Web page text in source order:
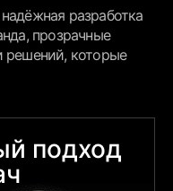
разработка
прозрачные
решений, которые
подход